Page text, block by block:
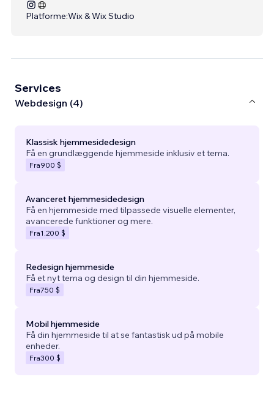
Platforme:Wix & Wix Studio
Services
Webdesign (4)
Klassisk hjemmesidedesign
Få en grundlæggende hjemmeside inklusiv et tema.
Fra900 $
Avanceret hjemmesidedesign
Få en hjemmeside med tilpassede visuelle elementer,
avancerede funktioner og mere.
Fra1.200 $
Redesign hjemmeside
Få et nyt tema og design til din hjemmeside.
Fra750 $
Mobil hjemmeside
Få din hjemmeside til at se fantastisk ud på mobile
enheder.
Fra300 $